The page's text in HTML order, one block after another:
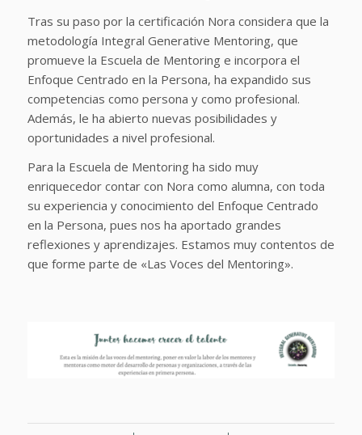
Tras su paso por la certificación Nora considera que la
metodología Integral Generative Mentoring, que
promueve la Escuela de Mentoring e incorpora el
Enfoque Centrado en la Persona, ha expandido sus
competencias como persona y como profesional.
Además, le ha abierto nuevas posibilidades y
oportunidades a nivel profesional.
Para la Escuela de Mentoring ha sido muy
enriquecedor contar con Nora como alumna, con toda
su experiencia y conocimiento del Enfoque Centrado
en la Persona, pues nos ha aportado grandes
reflexiones y aprendizajes. Estamos muy contentos de
que forme parte de «Las Voces del Mentoring».